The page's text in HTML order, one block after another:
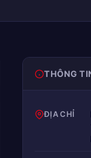
THÔNG
ĐỊA CHỈ